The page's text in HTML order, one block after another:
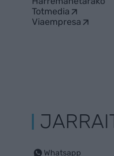
Totmedia
Viaempresa
Whatsapp